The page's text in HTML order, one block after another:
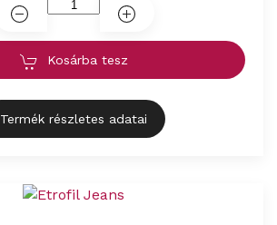
Kosárba tesz
Termék részletes adatai